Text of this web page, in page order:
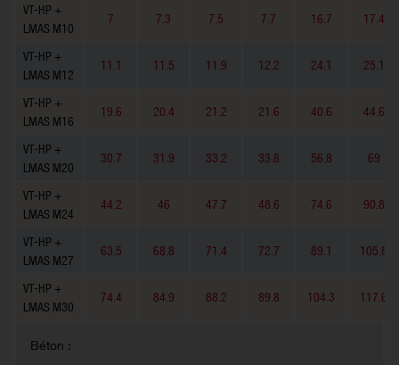
VT-HP +
LMAS M10
7 7.3 7.5 7.7 16.7 17.4
VT-HP +
LMAS M12
11.1 11.5 11.9 12.2 24.1 25.1
VT-HP +
LMAS M16
19.6 20.4 21.2 21.6 40.6 44.6
VT-HP +
LMAS M20
30.7 31.9 33.2 33.8 56.8 69
VT-HP +
LMAS M24
44.2 46 47.7 48.6 74.6 90.8
VT-HP +
LMAS M27
63.5 68.8 71.4 72.7 89.1 105.8
VT-HP +
LMAS M30
74.4 84.9 88.2 89.8 104.3 117.6
Béton :